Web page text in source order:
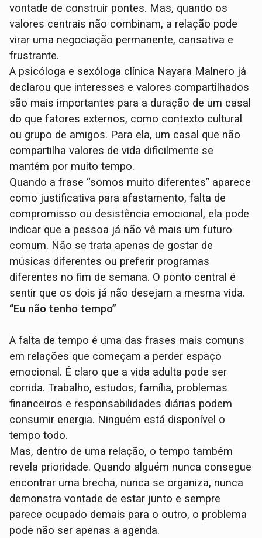
vontade de construir pontes. Mas, quando os
valores centrais não combinam, a relação pode
virar uma negociação permanente, cansativa e
frustrante.
A psicóloga e sexóloga clínica Nayara Malnero já
declarou que interesses e valores compartilhados
são mais importantes para a duração de um casal
do que fatores externos, como contexto cultural
ou grupo de amigos. Para ela, um casal que não
compartilha valores de vida dificilmente se
mantém por muito tempo.
Quando a frase “somos muito diferentes” aparece
como justificativa para afastamento, falta de
compromisso ou desistência emocional, ela pode
indicar que a pessoa já não vê mais um futuro
comum. Não se trata apenas de gostar de
músicas diferentes ou preferir programas
diferentes no fim de semana. O ponto central é
sentir que os dois já não desejam a mesma vida.
“Eu não tenho tempo”
A falta de tempo é uma das frases mais comuns
em relações que começam a perder espaço
emocional. É claro que a vida adulta pode ser
corrida. Trabalho, estudos, família, problemas
financeiros e responsabilidades diárias podem
consumir energia. Ninguém está disponível o
tempo todo.
Mas, dentro de uma relação, o tempo também
revela prioridade. Quando alguém nunca consegue
encontrar uma brecha, nunca se organiza, nunca
demonstra vontade de estar junto e sempre
parece ocupado demais para o outro, o problema
pode não ser apenas a agenda.